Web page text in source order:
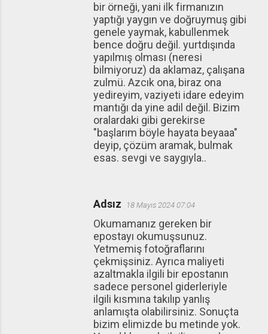
bir örneği, yani ilk firmanızın
yaptığı yaygın ve doğruymuş gibi
genele yaymak, kabullenmek
bence doğru değil. yurtdışında
yapılmış olması (neresi
bilmiyoruz) da aklamaz, çalışana
zulmü. Azcık ona, biraz ona
yedireyim, vaziyeti idare edeyim
mantığı da yine adil değil. Bizim
oralardaki gibi gerekirse
"başlarım böyle hayata beyaaa"
deyip, çözüm aramak, bulmak
esas. sevgi ve saygıyla..
Adsız 18 Mayıs 2024 07:04
Okumamanız gereken bir
epostayı okumuşsunuz.
Yetmemiş fotoğraflarını
çekmişsiniz. Ayrıca maliyeti
azaltmakla ilgili bir epostanın
sadece personel giderleriyle
ilgili kısmına takılıp yanlış
anlamışta olabilirsiniz. Sonuçta
bizim elimizde bu metinde yok.